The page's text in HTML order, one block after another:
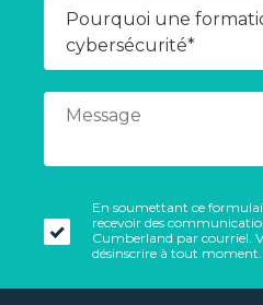
En soumettant ce
recevoir des
Cumberland par courriel.
désinscrire à tout moment.